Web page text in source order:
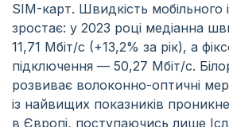
SIM-карт. Швидкість мобільного
зростає: у 2023 році медіанна
11,71 Мбіт/с (+13,2% за рік), а
підключення — 50,27 Мбіт/с.
розвиває волоконно-оптичні
із найвищих показників
в Європі, поступаючись лише